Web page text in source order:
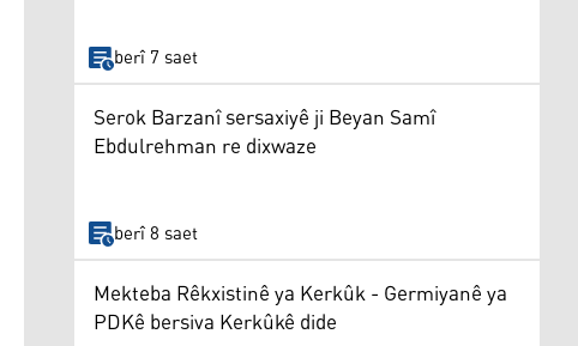
berî 7 saet
Serok Barzanî sersaxiyê ji Beyan Samî
Ebdulrehman re dixwaze
berî 8 saet
Mekteba Rêkxistinê ya Kerkûk - Germiyanê ya
PDKê bersiva Kerkûkê dide